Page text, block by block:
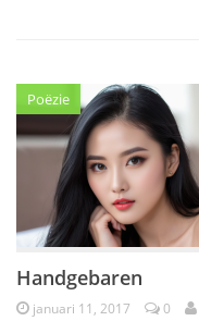
Poëzie
Handgebaren
januari 11, 2017 0